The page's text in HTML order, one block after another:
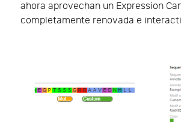
ahora aprovechan un Expression
completamente renovada e